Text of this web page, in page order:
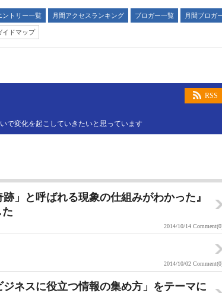
ントリー一覧 月間アクセスランキング ブロガー一覧
月間ブロガ
イドマップ
RSS
で変化を起こしていきたいと思っています
」と呼ばれる現象の仕組みがわかった』
2014/10/14
2014/10/02
ネスに役立つ情報の集め方」をテーマに